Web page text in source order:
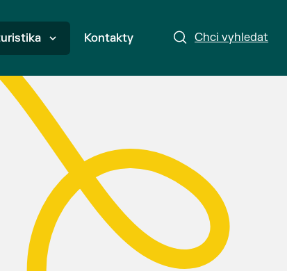
Chci vyhledat
Kontakty